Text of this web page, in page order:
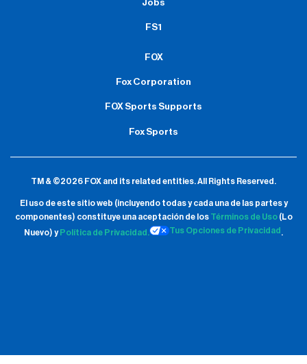
Jobs
FS1
FOX
Fox Corporation
FOX Sports Supports
Fox Sports
TM & ©2026 FOX and its related entities.All Rights Reserved.
El uso de este sitio web (incluyendo todas y cada una de las partes y
componentes) constituye una aceptación de los Términos de Uso(Lo
Nuevo) y Política de Privacidad. Tus Opciones de Privacidad .